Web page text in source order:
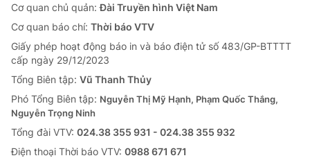
Cơ quan chủ quản:Đài Truyền hình Việt Nam
Cơ quan báo chí: Thời báo VTV
Giấy phép hoạt động báo in và báo điện tử số 483/GP-BTTTT
cấp ngày 29/12/2023
Tổng Biên tập: Vũ Thanh Thủy
Phó Tổng Biên tập: Nguyễn Thị Mỹ Hạnh, Phạm Quốc Thắng,
Nguyễn Trọng Ninh
Tổng đài VTV: 024.38 355 931 - 024.38 355 932
Ðiện thoại Thời báo VTV: 0988 671 671